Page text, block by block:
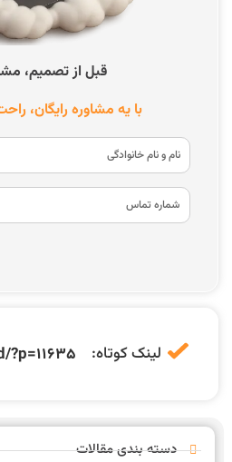
قبل از تصمیم،
با یه مشاوره رایگان،
لینک کوتاه:
دسته بندی مقالات